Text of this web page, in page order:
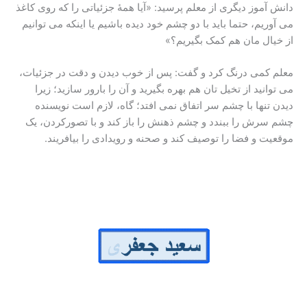
دانش آموز دیگری از معلم پرسید: «آیا همۀ جزئیاتی را که روی کاغذ
می آوریم، حتما باید با دو چشم خود دیده باشیم یا اینکه می توانیم
از خیال مان هم کمک بگیریم؟»
معلم کمی درنگ کرد و گفت: پس از خوب دیدن و دقت در جزئیات،
می توانید از تخیل تان هم بهره بگیرید و آن را بارور سازید؛ زیرا
دیدن تنها با چشم سر اتفاق نمی افتد؛ گاه، لازم است نویسنده
چشم سرش را ببندد و چشم ذهنش را باز کند و با تصورکردن، یک
موقعیت و فضا را توصیف کند و صحنه و رویدادی را بیافریند.